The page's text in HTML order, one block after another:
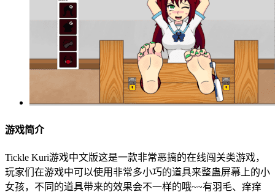
游戏简介
Tickle Kuri游戏中文版这是一款非常恶搞的在线闯关类游戏，
玩家们在游戏中可以使用非常多小巧的道具来整蛊屏幕上的小
女孩，不同的道具带来的效果会不一样的哦~~有羽毛、痒痒